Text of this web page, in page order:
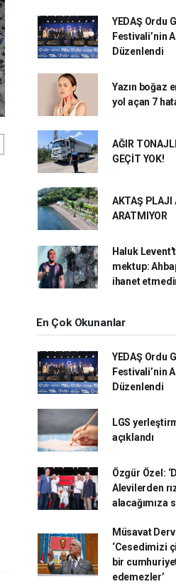
YEDAŞ Ordu
Festivali’nin
Düzenlendi
Yazın boğaz
yol açan 7
AĞIR
GEÇİT YOK!
AKTAŞ PLAJI
ARATMIYOR
Haluk
mektup:
ihanet
En Çok Okunanlar
YEDAŞ Ordu
Festivali’nin
Düzenlendi
LGS
açıklandı
Özgür Özel:
Alevilerden
alacağımıza
Müsavat
‘Cesedimizi
bir
edemezler’